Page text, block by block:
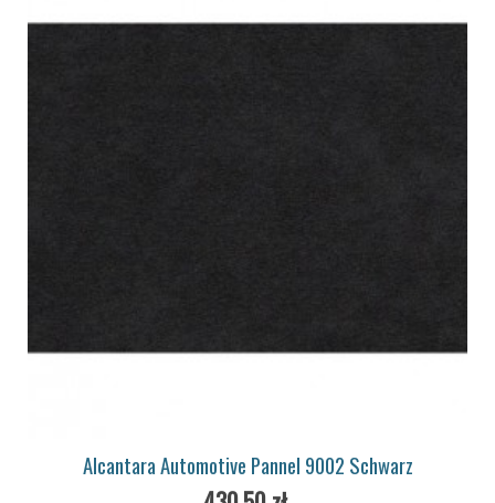
Alcantara Automotive Pannel 9002 Schwarz